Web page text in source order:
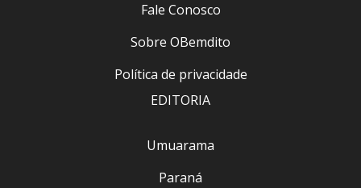
Fale Conosco
Sobre OBemdito
Política de privacidade
EDITORIA
Umuarama
Paraná